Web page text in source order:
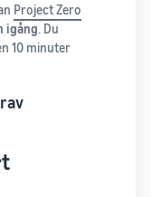
Project Zero
igång. Du
10 minuter